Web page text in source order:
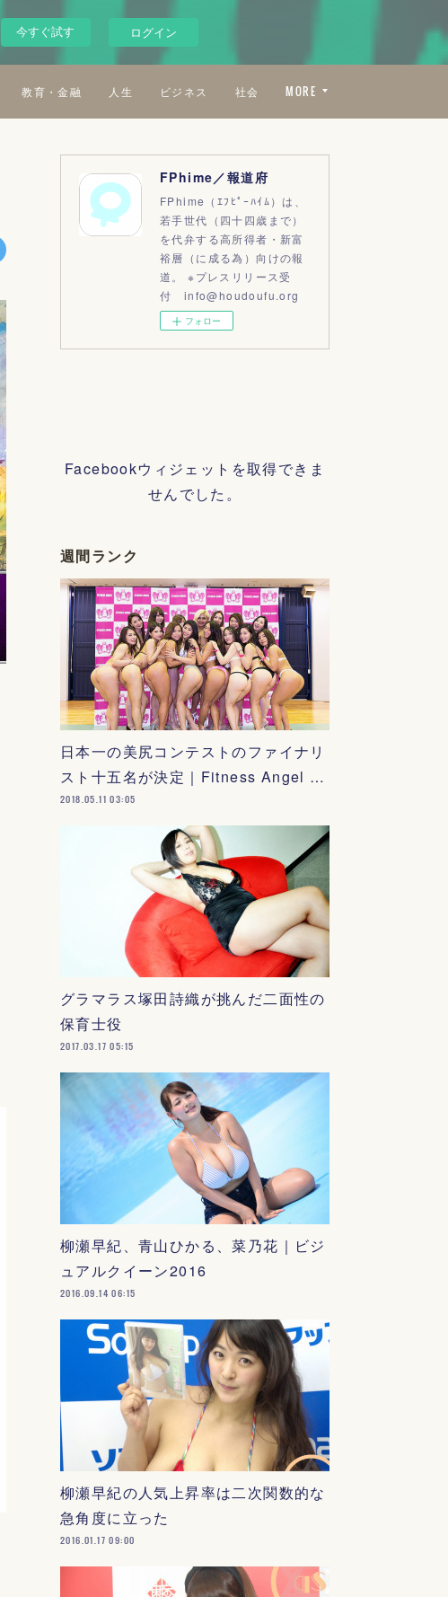
今すぐ試す ログイン
教育・金融 人生 ビジネス 社会 MORE
FPhime／報道府
FPhime（ｴﾌﾋﾟｰﾊｲﾑ）は、
若手世代（四十四歳まで）
を代弁する高所得者・新富
裕層（に成る為）向けの報
道。 ※プレスリリース受
付 info@houdoufu.org
フォロー
Facebookウィジェットを取得できま
せんでした。
週間ランク
日本一の美尻コンテストのファイナリ
スト十五名が決定｜Fitness Angel …
2018.05.11 03:05
グラマラス塚田詩織が挑んだ二面性の
保育士役
2017.03.17 05:15
柳瀬早紀、青山ひかる、菜乃花｜ビジ
ュアルクイーン2016
2016.09.14 06:15
柳瀬早紀の人気上昇率は二次関数的な
急角度に立った
2016.01.17 09:00